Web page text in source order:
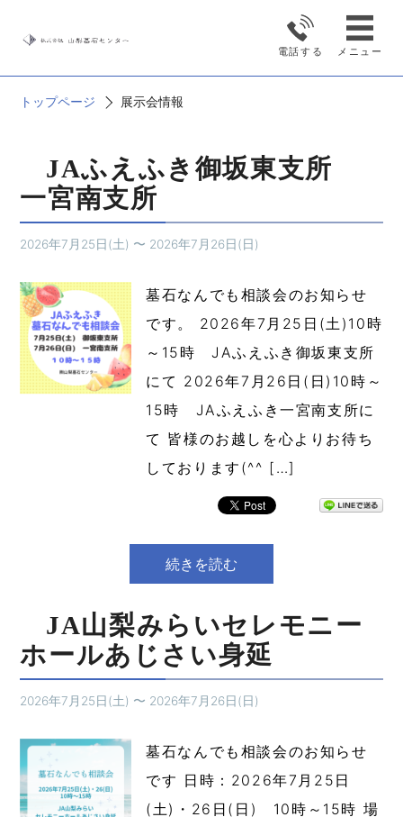
電話する メニュー
展示会情報
トップページ 展示会情報
JAふえふき御坂東支所
一宮南支所
2026年7月25日(土) 〜 2026年7月26日(日)
墓石なんでも相談会のお知らせ
です。 2026年7月25日(土)10時
～15時 JAふえふき御坂東支所
にて 2026年7月26日(日)10時～
15時 JAふえふき一宮南支所に
て 皆様のお越しを心よりお待ち
しております(^^ […]
続きを読む
JA山梨みらいセレモニー
ホールあじさい身延
2026年7月25日(土) 〜 2026年7月26日(日)
墓石なんでも相談会のお知らせ
です 日時：2026年7月25日
(土)・26日(日) 10時～15時 場